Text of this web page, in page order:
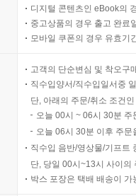
디지털 콘텐츠인 eBook의
중고상품의 경우 출고 완료
모바일 쿠폰의 경우 유효기
고객의 단순변심 및 착오구
직수입양서/직수입일서중
단, 아래의 주문/취소 조건
오늘 00시 ~ 06시 30분
오늘 06시 30분 이후 주
직수입 음반/영상물/기프트
단, 당일 00시~13시 사이의
박스 포장은 택배 배송이